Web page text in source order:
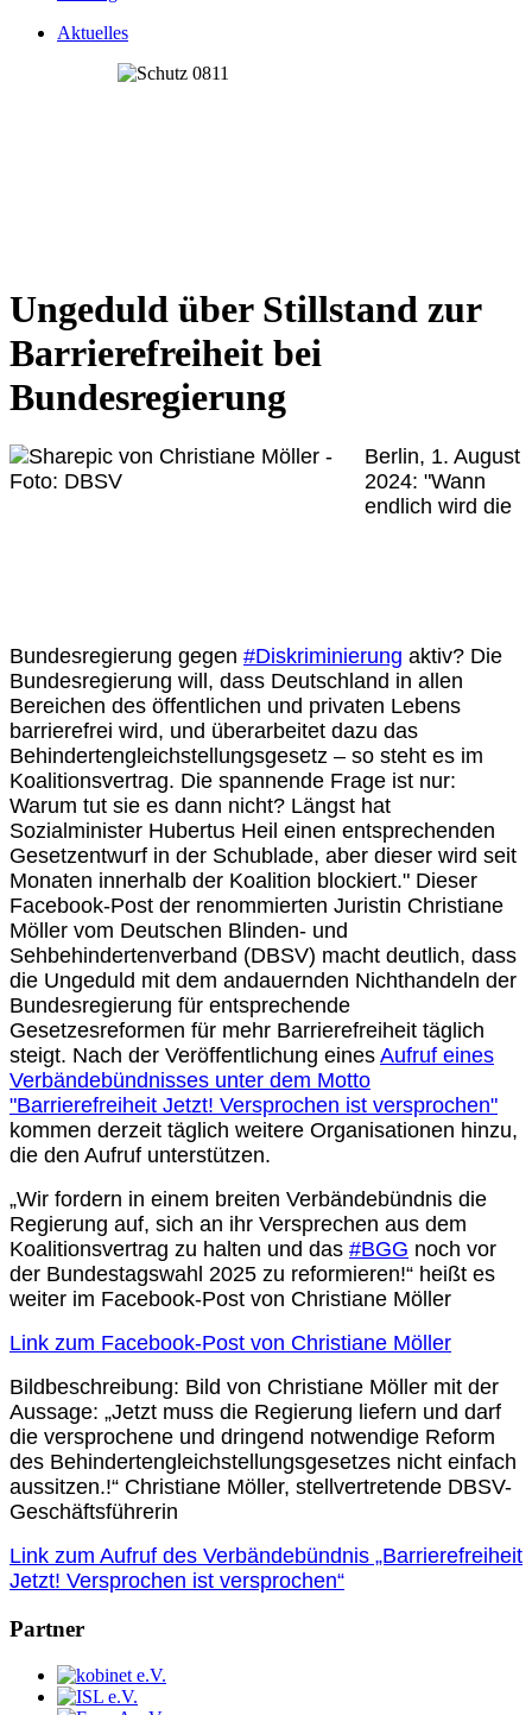
Aktuelles
Ungeduld über Stillstand zur
Barrierefreiheit bei
Bundesregierung
Berlin, 1. August
2024: "Wann
endlich wird die
Bundesregierung gegen #Diskriminierung aktiv? Die
Bundesregierung will, dass Deutschland in allen
Bereichen des öffentlichen und privaten Lebens
barrierefrei wird, und überarbeitet dazu das
Behindertengleichstellungsgesetz – so steht es im
Koalitionsvertrag. Die spannende Frage ist nur:
Warum tut sie es dann nicht? Längst hat
Sozialminister Hubertus Heil einen entsprechenden
Gesetzentwurf in der Schublade, aber dieser wird seit
Monaten innerhalb der Koalition blockiert." Dieser
Facebook-Post der renommierten Juristin Christiane
Möller vom Deutschen Blinden- und
Sehbehindertenverband (DBSV) macht deutlich, dass
die Ungeduld mit dem andauernden Nichthandeln der
Bundesregierung für entsprechende
Gesetzesreformen für mehr Barrierefreiheit täglich
steigt. Nach der Veröffentlichung eines Aufruf eines
Verbändebündnisses unter dem Motto
"Barrierefreiheit Jetzt! Versprochen ist versprochen"
kommen derzeit täglich weitere Organisationen hinzu,
die den Aufruf unterstützen.
„Wir fordern in einem breiten Verbändebündnis die
Regierung auf, sich an ihr Versprechen aus dem
Koalitionsvertrag zu halten und das #BGG noch vor
der Bundestagswahl 2025 zu reformieren!“ heißt es
weiter im Facebook-Post von Christiane Möller
Link zum Facebook-Post von Christiane Möller
Bildbeschreibung: Bild von Christiane Möller mit der
Aussage: „Jetzt muss die Regierung liefern und darf
die versprochene und dringend notwendige Reform
des Behindertengleichstellungsgesetzes nicht einfach
aussitzen.!“ Christiane Möller, stellvertretende DBSV-
Geschäftsführerin
Link zum Aufruf des Verbändebündnis „Barrierefreiheit
Jetzt! Versprochen ist versprochen“
Partner